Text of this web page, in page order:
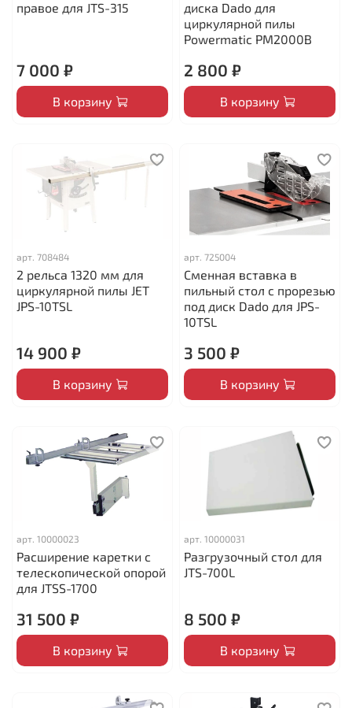
правое для JTS-315
7 000 ₽
В корзину
диска Dado для
циркулярной пилы
Powermatic PM2000B
2 800 ₽
В корзину
арт. 708484
2 рельса 1320 мм для
циркулярной пилы JET
JPS-10TSL
14 900 ₽
В корзину
арт. 725004
Сменная вставка в
пильный стол с прорезью
под диск Dado для JPS-
10TSL
3 500 ₽
В корзину
арт. 10000023
Расширение каретки с
телескопической опорой
для JTSS-1700
31 500 ₽
В корзину
арт. 10000031
Разгрузочный стол для
JTS-700L
8 500 ₽
В корзину